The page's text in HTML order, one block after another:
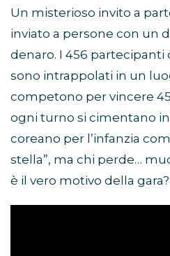
Un misterioso invito a
inviato a persone con un
denaro. I 456 partecipanti
sono intrappolati in un
competono per vincere
ogni turno si cimentano
coreano per l’infanzia
stella”, ma chi perde…
è il vero motivo della gara?